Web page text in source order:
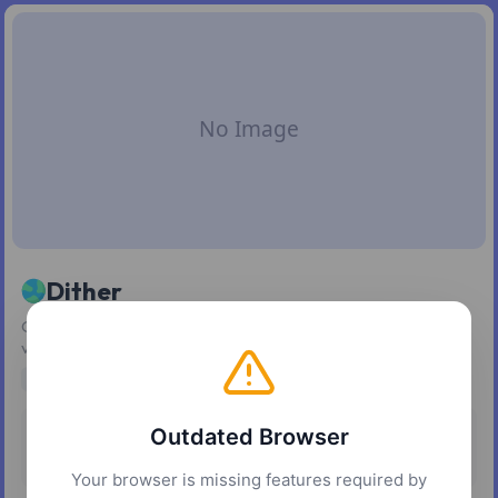
Dither
Convierte imágenes y degradados en patrones de tramado
vectorial escalables
image-processing
Outdated Browser
Your browser is missing features required by